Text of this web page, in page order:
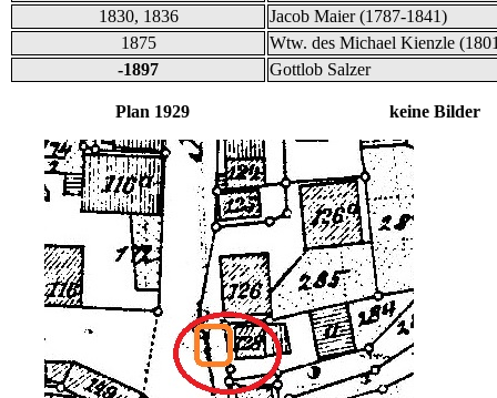
1830, 1836
Jacob Maier (1787-1841)
1875
Wtw. des Michael Kienzle
-1897
Gottlob Salzer
Plan 1929 keine Bilder